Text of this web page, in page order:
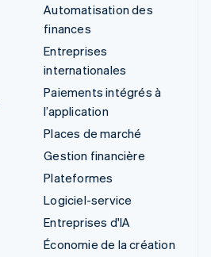
Automatisation des
finances
Entreprises
internationales
Paiements intégrés à
l’application
Places de marché
Gestion financière
Plateformes
Logiciel-service
Entreprises d'IA
Économie de la création